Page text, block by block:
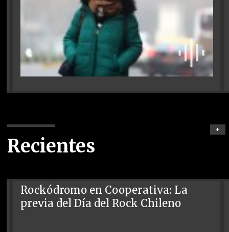
Recientes
+
Rockódromo en Cooperativa: La
previa del Día del Rock Chileno